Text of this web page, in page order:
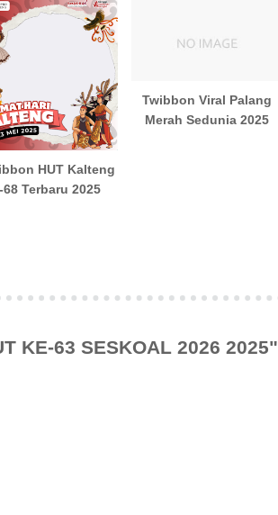
HUT Kalteng
68 Terbaru 2025
Twibbon Viral Palang
Merah Sedunia 2025
KE-63 SESKOAL 2026 2025"